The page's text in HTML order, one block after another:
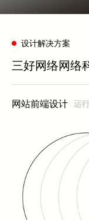
性和参与度。除此之
实时监测和分析用
息来优化网站的内容
在门户网站建设过
的安全，增加用户
基础。门户网站建
和优化。网站建设
和技术，密切关注
活力和竞争力。网
易用且具有吸引力
出。无论是新建门
设计解决方案
三好网络网络
网站前端设计 运